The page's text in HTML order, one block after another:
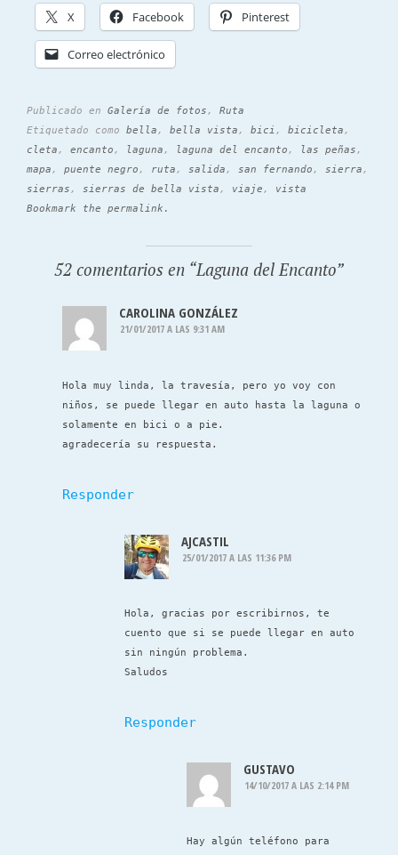
X Facebook Pinterest
Correo electrónico
Publicado en Galería de fotos , Ruta
Etiquetado como bella , bella vista , bici , bicicleta ,
cleta , encanto , laguna , laguna del encanto , las peñas ,
mapa , puente negro , ruta , salida , san fernando , sierra ,
sierras , sierras de bella vista , viaje ,
vista
Bookmark the permalink.
52 comentarios en “Laguna del Encanto”
CAROLINA GONZÁLEZ
21/01/2017 A LAS 9:31 AM
Hola muy linda, la travesía, pero yo voy con
niños, se puede llegar en auto hasta la laguna o
solamente en bici o a pie.
agradecería su respuesta.
Responder
AJCASTIL
25/01/2017 A LAS 11:36 PM
Hola, gracias por escribirnos, te
cuento que si se puede llegar en auto
sin ningún problema.
Saludos
Responder
GUSTAVO
14/10/2017 A LAS 2:14 PM
Hay algún teléfono para